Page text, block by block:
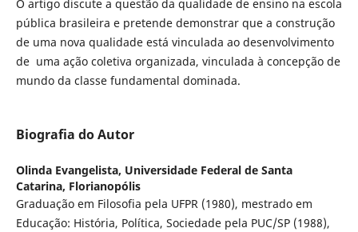
O artigo discute a questão da qualidade de ensino na escola
pública brasileira e pretende demonstrar que a construção
de uma nova qualidade está vinculada ao desenvolvimento
de uma ação coletiva organizada, vinculada à concepção de
mundo da classe fundamental dominada.
Biografia do Autor
Olinda Evangelista, Universidade Federal de Santa
Catarina, Florianopólis
Graduação em Filosofia pela UFPR (1980), mestrado em
Educação: História, Política, Sociedade pela PUC/SP (1988),